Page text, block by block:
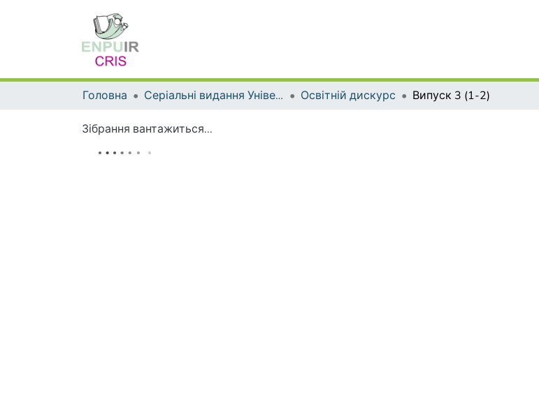
Головна Серіальні видання Університету Освітній дискурс Випуск 3 (1-2)
Зібрання вантажиться...